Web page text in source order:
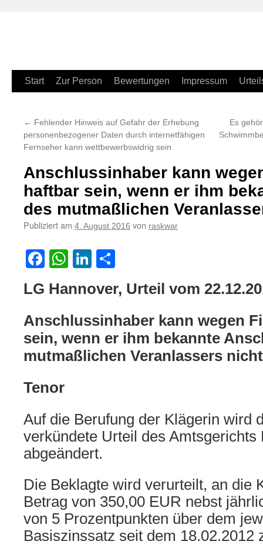
Zum
springen
Start Zur Person Bewertungen Impressum
← Fehlender Hinweis auf Gefahr der Erhebung
personenbezogener Daten durch internetfähigen
Fernseher kann wettbewerbswidrig sein
Es
Anschlussinhaber kann
haftbar sein, wenn er ihm
des mutmaßlichen
Publiziert am 4. August 2016 von raskwar
Facebook
WhatsApp
LinkedIn
LG Hannover, Urteil vom
Anschlussinhaber kann wegen
sein, wenn er ihm bekannte
mutmaßlichen Veranlassers
Tenor
Auf die Berufung der Klägerin wird
verkündete Urteil des Amtsgerichts
abgeändert.
Die Beklagte wird verurteilt, an die
Betrag von 350,00 EUR nebst
von 5 Prozentpunkten über dem
Basiszinssatz seit dem 18.02.2012